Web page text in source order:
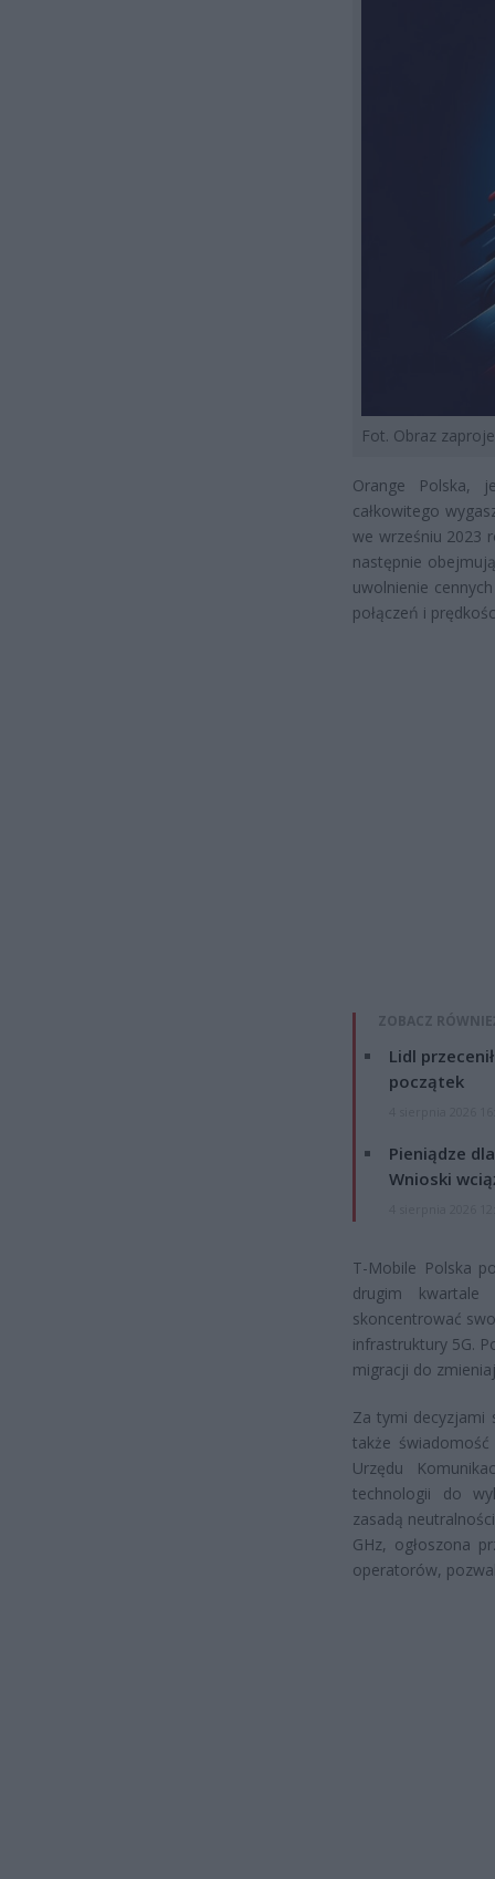
Fot. Obraz
Orange Polska,
całkowitego
we wrześniu 2023
następnie
uwolnienie
połączeń i
ZOBACZ
Lidl
początek
Pieniądze
Wnioski
T-Mobile Polska
drugim
skoncentrować
infrastruktury 5G.
migracji do
Za tymi decyzjami
także
Urzędu
technologii do
zasadą
GHz, ogłoszona
operatorów,